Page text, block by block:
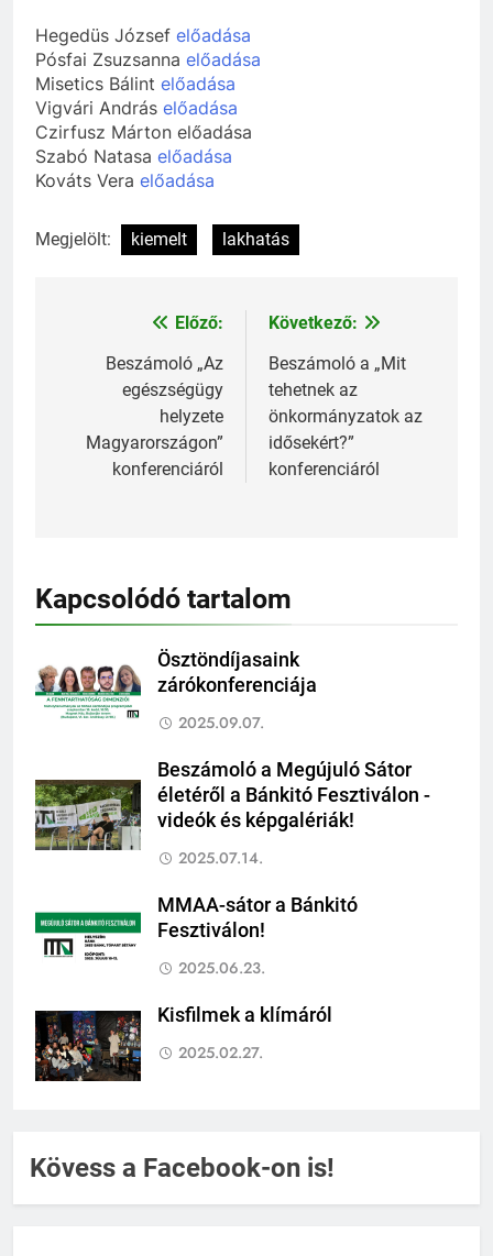
Hegedüs József előadása
Pósfai Zsuzsanna előadása
Misetics Bálint előadása
Vigvári András előadása
Czirfusz Márton előadása
Szabó Natasa előadása
Kováts Vera előadása
Megjelölt: kiemelt lakhatás
Bejegyzés
navigáció
Előző:
Beszámoló „Az
egészségügy
helyzete
Magyarországon”
konferenciáról
Következő:
Beszámoló a „Mit
tehetnek az
önkormányzatok az
idősekért?”
konferenciáról
Kapcsolódó tartalom
Ösztöndíjasaink
zárókonferenciája
2025.09.07.
Beszámoló a Megújuló Sátor
életéről a Bánkitó Fesztiválon -
videók és képgalériák!
2025.07.14.
MMAA-sátor a Bánkitó
Fesztiválon!
2025.06.23.
Kisfilmek a klímáról
2025.02.27.
Kövess a Facebook-on is!